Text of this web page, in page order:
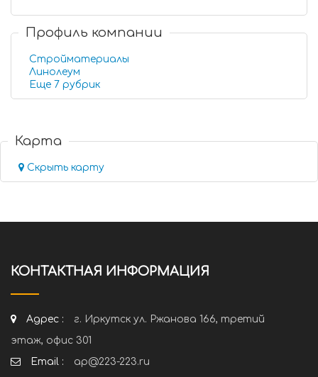
Профиль компании
Стройматериалы
Линолеум
Еще 7 рубрик
Карта
Скрыть карту
КОНТАКТНАЯ ИНФОРМАЦИЯ
Адрес :
г. Иркутск ул. Ржанова 166, третий
этаж, офис 301
Email :
ap@223-223.ru